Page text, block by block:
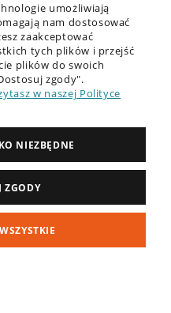
umożliwiają
nam dostosować
zaakceptować
tych plików i przejść
plików do swoich
zgody".
w naszej Polityce
NIEZBĘDNE
ZGODY